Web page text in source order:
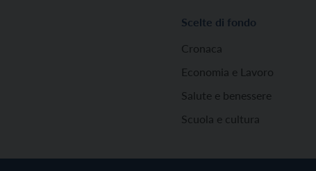
Scelte di fondo
Cronaca
Economia e Lavoro
Salute e benessere
Scuola e cultura